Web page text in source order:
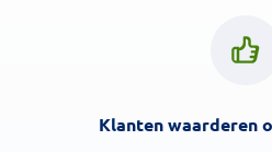
Klanten waarderen